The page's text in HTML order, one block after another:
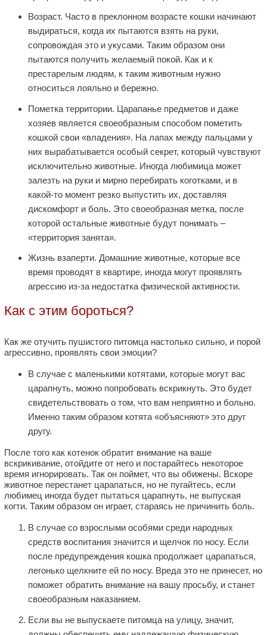
Возраст. Часто в преклонном возрасте кошки начинают
выдираться, когда их пытаются взять на руки,
сопровождая это и укусами. Таким образом они
пытаются получить желаемый покой. Как и к
престарелым людям, к таким животным нужно
относиться лояльно и бережно.
Пометка территории. Царапанье предметов и даже
хозяев является своеобразным способом пометить
кошкой свои «владения». На лапах между пальцами у
них вырабатывается особый секрет, который чувствуют
исключительно животные. Иногда любимица может
залезть на руки и мирно перебирать коготками, и в
какой-то момент резко выпустить их, доставляя
дискомфорт и боль. Это своеобразная метка, после
которой остальные животные будут понимать –
«территория занята».
Жизнь взаперти. Домашние животные, которые все
время проводят в квартире, иногда могут проявлять
агрессию из-за недостатка физической активности.
Как с этим бороться?
Как же отучить пушистого питомца настолько сильно, и порой
агрессивно, проявлять свои эмоции?
В случае с маленькими котятами, которые могут вас
царапнуть, можно попробовать вскрикнуть. Это будет
свидетельствовать о том, что вам неприятно и больно.
Именно таким образом котята «объясняют» это друг
другу.
После того как котенок обратит внимание на ваше
вскрикивание, отойдите от него и постарайтесь некоторое
время игнорировать. Так он поймет, что вы обижены. Вскоре
животное перестанет царапаться, но не пугайтесь, если
любимец иногда будет пытаться царапнуть, не выпуская
когти. Таким образом он играет, стараясь не причинить боль.
В случае со взрослыми особями среди народных
средств воспитания значится и щелчок по носу. Если
после предупреждения кошка продолжает царапаться,
легонько щелкните ей по носу. Вреда это не принесет, но
поможет обратить внимание на вашу просьбу, и станет
своеобразным наказанием.
Если вы не выпускаете питомца на улицу, значит,